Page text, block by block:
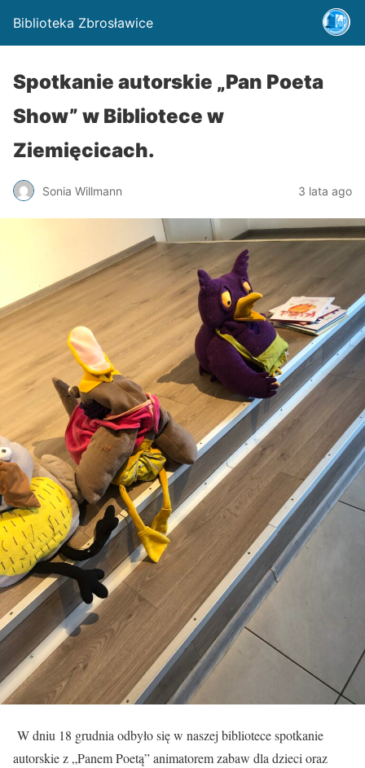
Biblioteka Zbrosławice
Spotkanie autorskie „Pan Poeta
Show” w Bibliotece w
Ziemięcicach.
Sonia Willmann 3 lata ago
W dniu 18 grudnia odbyło się w naszej bibliotece spotkanie
autorskie z „Panem Poetą” animatorem zabaw dla dzieci oraz